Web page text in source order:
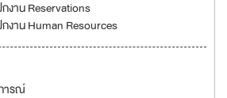
งาน Reservations
งาน Human Resources
ารณ์